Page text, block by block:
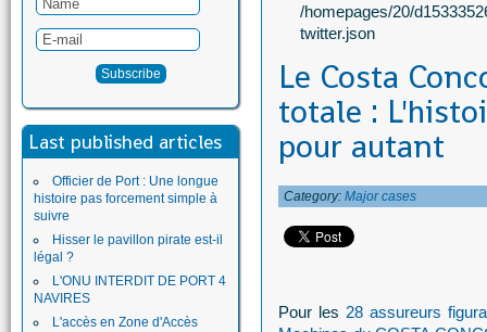
Last published articles
Officier de Port : Une longue
histoire pas forcement simple à
suivre
Hisser le pavillon pirate est-il
légal ?
L'ONU INTERDIT DE PORT 4
NAVIRES
L'accès en Zone d'Accès
/homepages/20/
twitter.json
Le Costa
totale :
pour autant
Category: Major cases
Pour les 28 assureurs